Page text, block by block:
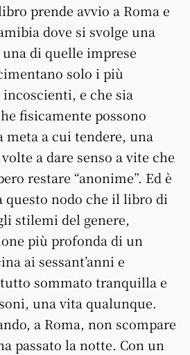
prende avvio a Roma e
dove si svolge una
di quelle imprese
solo i più
e che sia
fisicamente possono
meta a cui tendere, una
a dare senso a vite che
restare “anonime”. Ed è
nodo che il libro di
stilemi del genere,
più profonda di un
ai sessant’anni e
sommato tranquilla e
una vita qualunque.
a Roma, non scompare
passato la notte. Con un